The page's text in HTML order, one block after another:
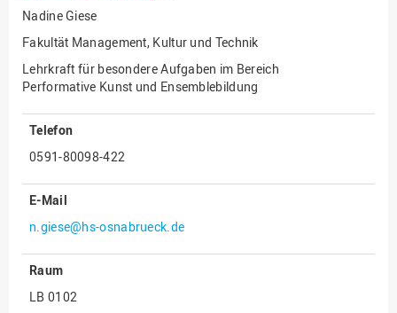
Fakultät Wirtschafts- und
Sozialwissenschaften
Finanzen
Forschung, Kooperation,
Drittmittel
Gebäude und Technik
Gesellschaftliches
Engagement
Gleichstellungsbüro
Hochschulleitung
Hochschulplanung/-
Nadine Giese
Fakultät Management, Kultur und Technik
Lehrkraft für besondere Aufgaben im Bereich
Performative Kunst und Ensemblebildung
Telefon
0591-80098-422
E-Mail
n.giese@hs-osnabrueck.de
Raum
LB 0102